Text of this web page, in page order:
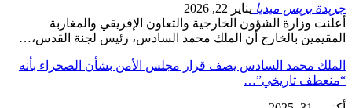
جريدة بريس ميديا يناير 22, 2026
أعلنت وزارة الشؤون الخارجية والتعاون الإفريقي والمغاربة
المقيمين بالخارج أن الملك محمد السادس، رئيس لجنة القدس،…
الملك محمد السادس يصف قرار مجلس الأمن بشأن الصحراء بأنه
“منعطف تاريخي”…